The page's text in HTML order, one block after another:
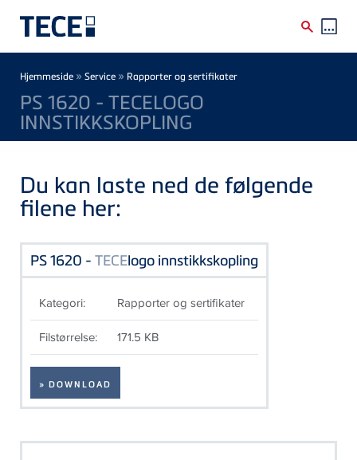
Breadcrumb
Hjemmeside » Service » Rapporter og sertifikater
PS 1620 - TECELOGO
INNSTIKKSKOPLING
Du kan laste ned de følgende
filene her:
PS 1620 - TECElogo innstikkskopling
Kategori: Rapporter og sertifikater
Filstørrelse: 171.5 KB
» DOWNLOAD